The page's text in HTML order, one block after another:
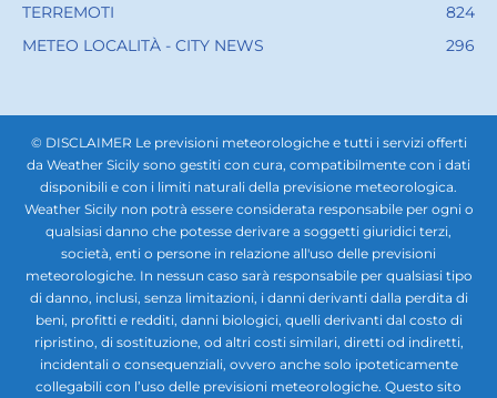
TERREMOTI
824
METEO LOCALITÀ - CITY NEWS
296
© DISCLAIMER Le previsioni meteorologiche e tutti i servizi offerti
da Weather Sicily sono gestiti con cura, compatibilmente con i dati
disponibili e con i limiti naturali della previsione meteorologica.
Weather Sicily non potrà essere considerata responsabile per ogni o
qualsiasi danno che potesse derivare a soggetti giuridici terzi,
società, enti o persone in relazione all'uso delle previsioni
meteorologiche. In nessun caso sarà responsabile per qualsiasi tipo
di danno, inclusi, senza limitazioni, i danni derivanti dalla perdita di
beni, profitti e redditi, danni biologici, quelli derivanti dal costo di
ripristino, di sostituzione, od altri costi similari, diretti od indiretti,
incidentali o consequenziali, ovvero anche solo ipoteticamente
collegabili con l’uso delle previsioni meteorologiche. Questo sito